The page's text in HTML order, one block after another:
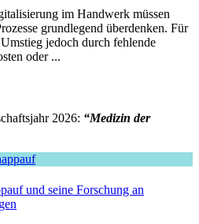
im Handwerk müssen
grundlegend überdenken. Für
jedoch durch fehlende
oder ...
2026: “Medizin der
und seine Forschung an